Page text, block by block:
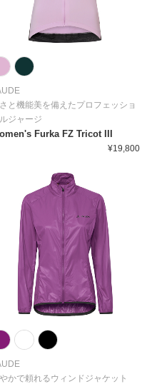
と機能美を備えたプロフェッショ
ジャージ
Furka FZ Tricot III
¥19,800
かで頼れるウィンドジャケット